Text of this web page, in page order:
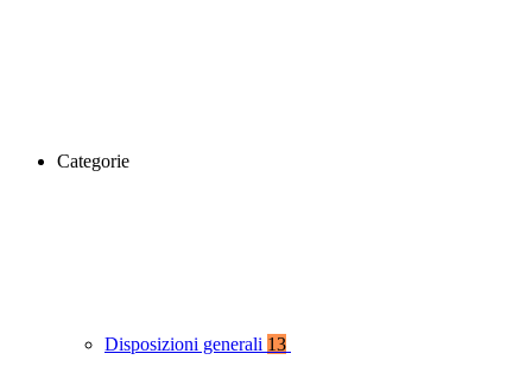
Categorie
Disposizioni generali 13